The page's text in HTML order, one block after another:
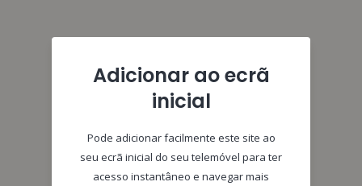
Adicionar ao ecrã
inicial
Pode adicionar facilmente este site ao
seu ecrã inicial do seu telemóvel para ter
acesso instantâneo e navegar mais